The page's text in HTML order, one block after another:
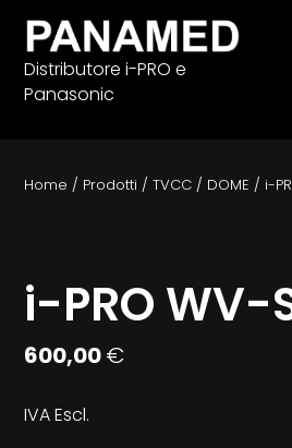
Distributore i-PRO e
Panasonic
Home / Prodotti /TVCC / DOME / i-
i-PRO WV-
600,00€
IVA Escl.